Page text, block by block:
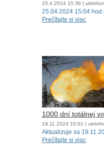
25.4.2024 15:39 |
25.04.2024 15:04 hod
Prečítajte si viac
1000 dní totálnej
19.11.2024 10:01 |
Aktualizuje sa
Prečítajte si viac